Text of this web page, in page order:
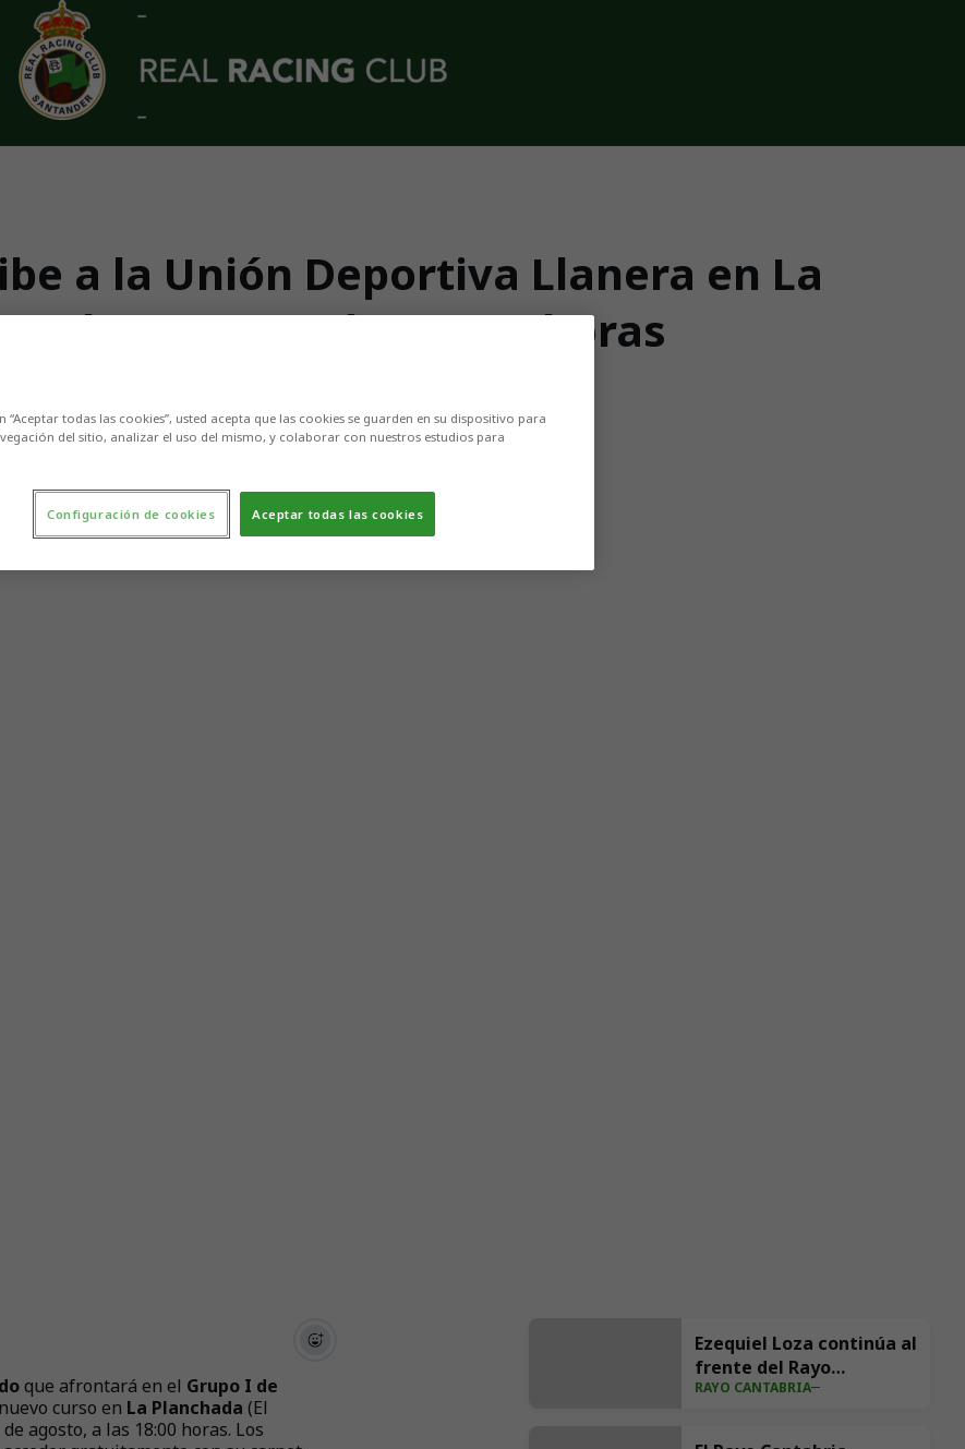
a la Unión Deportiva Llanera en La
de agosto, a las 18:00 horas
25 en el Grupo I de Segunda Federación
que afrontará en el Grupo I de
curso en La Planchada (El
agosto, a las 18:00 horas. Los
Ezequiel Loza continúa al
frente del Rayo
Cantabria el curso
RAYO CANTABRIA
“Aceptar todas las cookies”, usted acepta que las cookies se guarden en su dispositivo para
del sitio, analizar el uso del mismo, y colaborar con nuestros estudios para
Aceptar todas las cookies
Configuración de cookies